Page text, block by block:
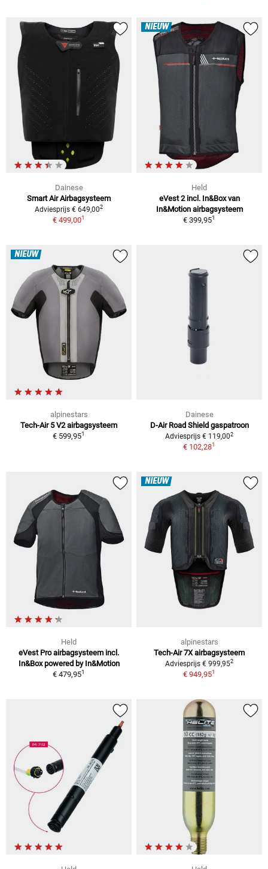
Dainese
Smart Air Airbagsysteem
Adviesprijs € 649,002
€ 499,001
NIEUW
Held
eVest 2 incl. In&Box van
In&Motion airbagsysteem
€ 399,951
NIEUW
alpinestars
Tech-Air 5 V2 airbagsysteem
€ 599,951
Dainese
D-Air Road Shield gaspatroon
Adviesprijs € 119,002
€ 102,281
Held
eVest Pro airbagsysteem incl.
In&Box powered by In&Motion
€ 479,951
NIEUW
alpinestars
Tech-Air 7X airbagsysteem
Adviesprijs € 999,952
€ 949,951